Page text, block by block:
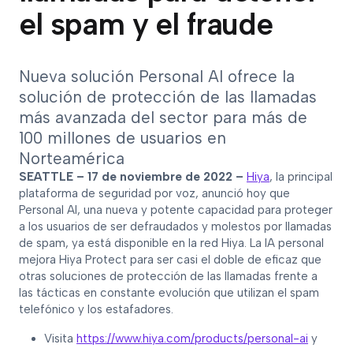
el spam y el fraude
Nueva solución Personal AI ofrece la
solución de protección de las llamadas
más avanzada del sector para más de
100 millones de usuarios en
Norteamérica
SEATTLE – 17 de noviembre de 2022 – Hiya, la principal
plataforma de seguridad por voz, anunció hoy que
Personal AI, una nueva y potente capacidad para proteger
a los usuarios de ser defraudados y molestos por llamadas
de spam, ya está disponible en la red Hiya. La IA personal
mejora Hiya Protect para ser casi el doble de eficaz que
otras soluciones de protección de las llamadas frente a
las tácticas en constante evolución que utilizan el spam
telefónico y los estafadores.
Visita https://www.hiya.com/products/personal-ai y